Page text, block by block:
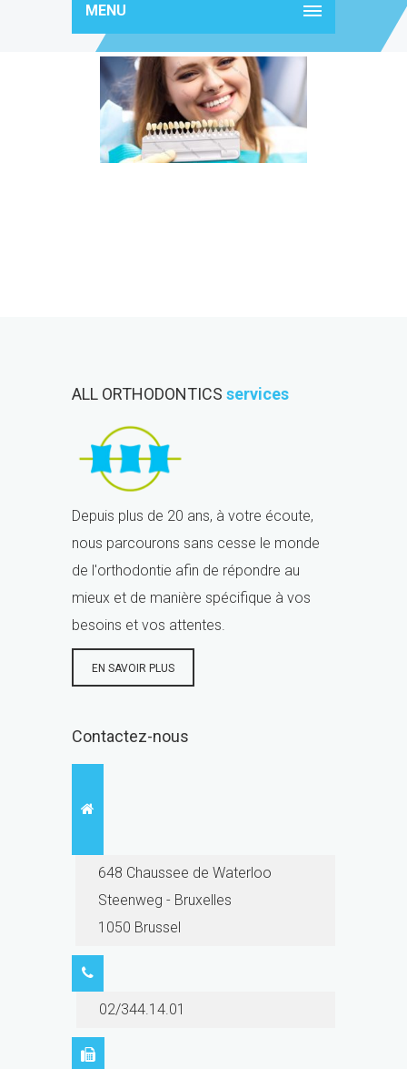
MENU
img-caption7
ALL ORTHODONTICS services
Depuis plus de 20 ans, à votre écoute,
nous parcourons sans cesse le monde
de l'orthodontie afin de répondre au
mieux et de manière spécifique à vos
besoins et vos attentes.
EN SAVOIR PLUS
Contactez-nous
648 Chaussee de Waterloo
Steenweg - Bruxelles
1050 Brussel
02/344.14.01